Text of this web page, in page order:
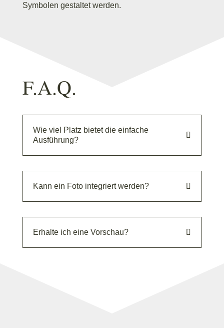
Symbolen gestaltet werden.
F.A.Q.
Wie viel Platz bietet die einfache
Ausführung?
Kann ein Foto integriert werden?
Erhalte ich eine Vorschau?